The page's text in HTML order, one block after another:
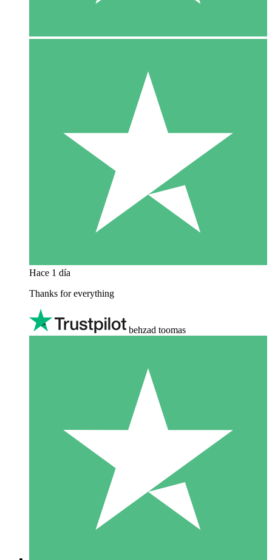
Hace 1 día
Thanks for everything
behzad toomas